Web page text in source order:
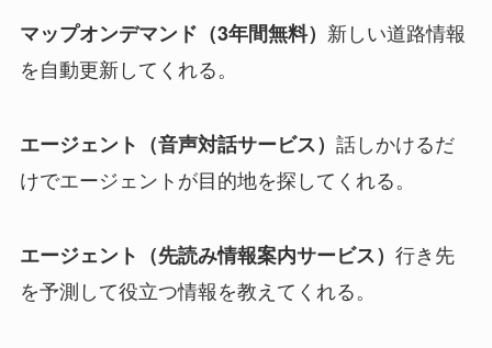
マップオンデマンド（3年間無料） 新しい道路情報
を自動更新してくれる。
エージェント（音声対話サービス） 話しかけるだ
けでエージェントが目的地を探してくれる。
エージェント（先読み情報案内サービス） 行き先
を予測して役立つ情報を教えてくれる。